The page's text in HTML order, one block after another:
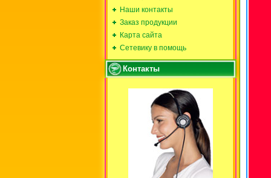
Наши контакты
Заказ продукции
Карта сайта
Сетевику в помощь
Контакты